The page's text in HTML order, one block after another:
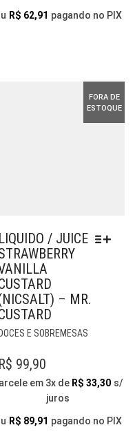
SER
R$ 62,91 pagando no PIX
FORA DE
ESTOQUE
LIQUIDO / JUICE
– MR.
DOCES E SOBREMESAS
OPÇÕES
R$ 99,90
em 3x de R$ 33,30 s/
juros
R$ 89,91 pagando no PIX